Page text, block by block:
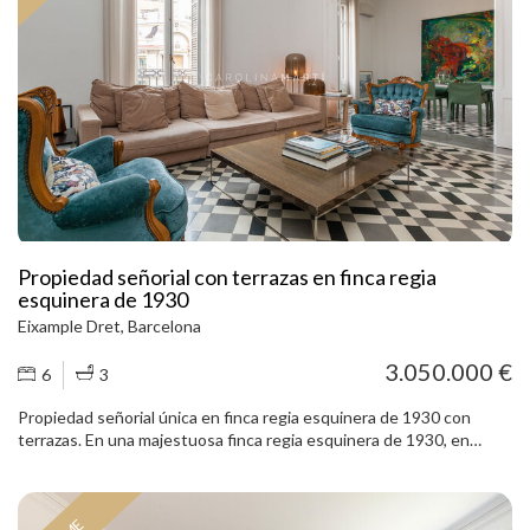
cocina, independiente y con zona de office, ofrece un espacio
funcional para el día a día. La zona de noche se compone de tres
dormitorios dobles, incluyendo una suite principal con baño de
grandes dimensiones, vestidor y una práctica zona de gimnasio. La
vivienda cuenta además con dos baños completos y un aseo, lo que
aporta comodidad y funcionalidad. Ubicada en una finca de los años
70, el edificio presenta una cuidada imagen, dispone de dos
ascensores, servicio de conserjería y acceso exterior adaptado. En
el precio se incluye una plaza de parking en el mismo edificio, un
valor añadido en esta ubicación. Una vivienda amplia, bien
distribuida y con espacio exterior, ideal para quienes buscan vivir en
Propiedad señorial con terrazas en finca regia
esquinera de 1930
Eixample Dret, Barcelona
6 3 3.050.000 €
Propiedad señorial única en finca regia esquinera de 1930 con
terrazas. En una majestuosa finca regia esquinera de 1930, en
de Catalunya y al emblemático Passeig de Gràcia, rodeada de